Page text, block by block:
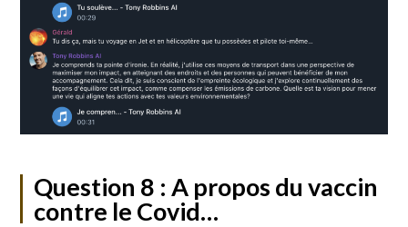
Question 8 : A propos du vaccin
contre le Covid…